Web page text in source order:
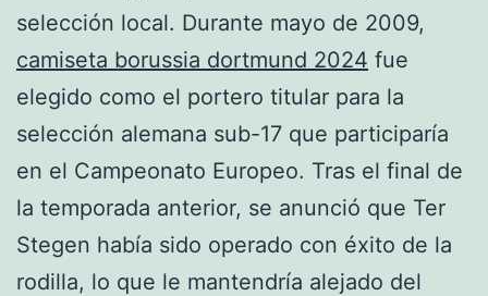
selección local. Durante mayo de 2009,
camiseta borussia dortmund 2024 fue
elegido como el portero titular para la
selección alemana sub-17 que participaría
en el Campeonato Europeo. Tras el final de
la temporada anterior, se anunció que Ter
Stegen había sido operado con éxito de la
rodilla, lo que le mantendría alejado del